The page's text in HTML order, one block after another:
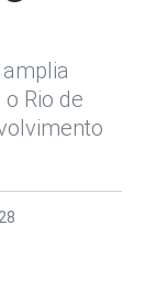
Rio de